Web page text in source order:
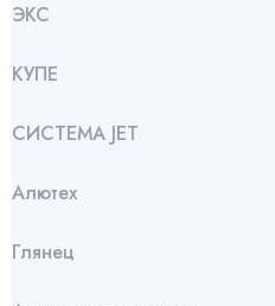
ЭКС
КУПЕ
СИСТЕМА JET
Алютех
Глянец